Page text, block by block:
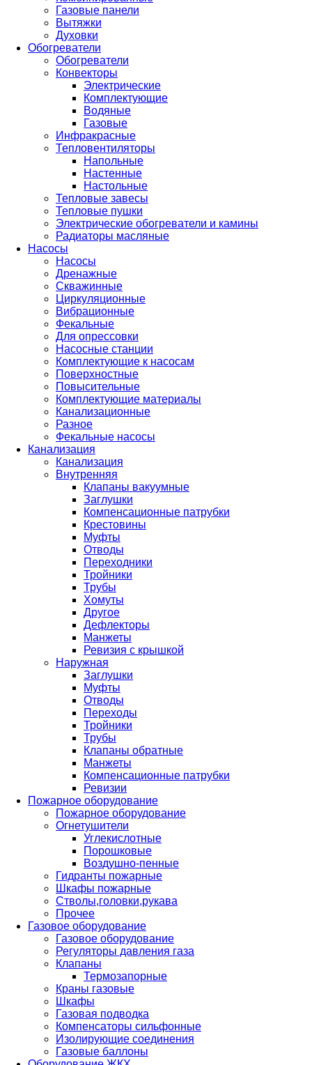
Газовые панели
Вытяжки
Духовки
Обогреватели
Обогреватели
Конвекторы
Электрические
Комплектующие
Водяные
Газовые
Инфракрасные
Тепловентиляторы
Напольные
Настенные
Настольные
Тепловые завесы
Тепловые пушки
Электрические обогреватели и камины
Радиаторы масляные
Насосы
Насосы
Дренажные
Скважинные
Циркуляционные
Вибрационные
Фекальные
Для опрессовки
Насосные станции
Комплектующие к насосам
Поверхностные
Повысительные
Комплектующие материалы
Канализационные
Разное
Фекальные насосы
Канализация
Канализация
Внутренняя
Клапаны вакуумные
Заглушки
Компенсационные патрубки
Крестовины
Муфты
Отводы
Переходники
Тройники
Трубы
Хомуты
Другое
Дефлекторы
Манжеты
Ревизия с крышкой
Наружная
Заглушки
Муфты
Отводы
Переходы
Тройники
Трубы
Клапаны обратные
Манжеты
Компенсационные патрубки
Ревизии
Пожарное оборудование
Пожарное оборудование
Огнетушители
Углекислотные
Порошковые
Воздушно-пенные
Гидранты пожарные
Шкафы пожарные
Стволы,головки,рукава
Прочее
Газовое оборудование
Газовое оборудование
Регуляторы давления газа
Клапаны
Термозапорные
Краны газовые
Шкафы
Газовая подводка
Компенсаторы сильфонные
Изолирующие соединения
Газовые баллоны